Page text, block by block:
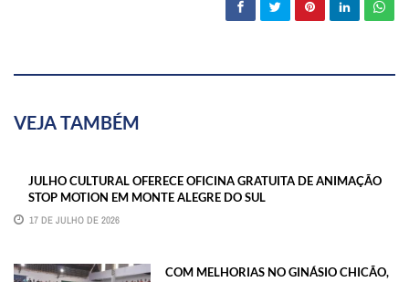
VEJA TAMBÉM
JULHO CULTURAL OFERECE OFICINA GRATUITA DE ANIMAÇÃO
STOP MOTION EM MONTE ALEGRE DO SUL
17 DE JULHO DE 2026
COM MELHORIAS NO GINÁSIO CHICÃO,